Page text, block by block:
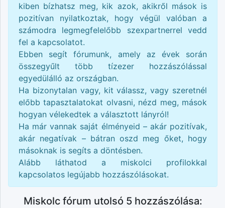
kiben bízhatsz meg, kik azok, akikről mások is
pozitívan nyilatkoztak, hogy végül valóban a
számodra legmegfelelőbb szexpartnerrel vedd
fel a kapcsolatot.
Ebben segít fórumunk, amely az évek során
összegyűlt több tízezer hozzászólással
egyedülálló az országban.
Ha bizonytalan vagy, kit válassz, vagy szeretnél
előbb tapasztalatokat olvasni, nézd meg, mások
hogyan vélekedtek a választott lányról!
Ha már vannak saját élményeid – akár pozitívak,
akár negatívak – bátran oszd meg őket, hogy
másoknak is segíts a döntésben.
Alább láthatod a miskolci profilokkal
kapcsolatos legújabb hozzászólásokat.
Miskolc fórum utolsó 5 hozzászólása: